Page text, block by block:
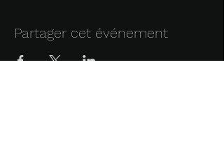
Partager cet événement